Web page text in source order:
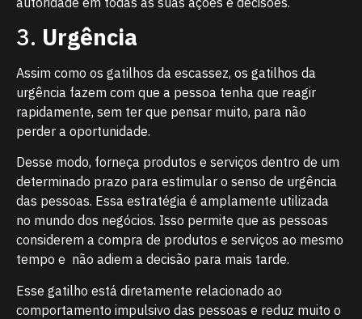
3. Urgência
Assim como os gatilhos da escassez, os gatilhos da
urgência fazem com que a pessoa tenha que reagir
rapidamente, sem ter que pensar muito, para não
perder a oportunidade.
Desse modo, forneça produtos e serviços dentro de um
determinado prazo para estimular o senso de urgência
das pessoas. Essa estratégia é amplamente utilizada
no mundo dos negócios. Isso permite que as pessoas
considerem a compra de produtos e serviços ao mesmo
tempo e não adiem a decisão para mais tarde.
Esse gatilho está diretamente relacionado ao
comportamento impulsivo das pessoas e reduz muito o